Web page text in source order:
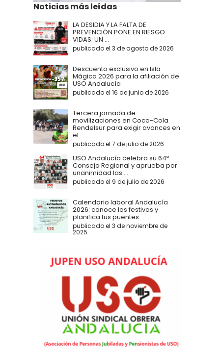
Noticias más leídas
LA DESIDIA Y LA FALTA DE
PREVENCIÓN PONE EN RIESGO
VIDAS: UN ...
publicado el 3 de agosto de 2026
Descuento exclusivo en Isla
Mágica 2026 para la afiliación de
USO Andalucía
publicado el 16 de junio de 2026
Tercera jornada de
movilizaciones en Coca-Cola
Rendelsur para exigir avances en
el ...
publicado el 7 de julio de 2026
USO Andalucía celebra su 64º
Consejo Regional y aprueba por
unanimidad las ...
publicado el 9 de julio de 2026
Calendario laboral Andalucía
2026: conoce los festivos y
planifica tus puentes
publicado el 3 de noviembre de
2025